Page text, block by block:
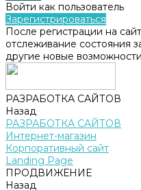
Войти как пользователь
Зарегистрироваться
После регистрации на
отслеживание состояния
другие новые возможности
РАЗРАБОТКА САЙТОВ
Назад
РАЗРАБОТКА САЙТОВ
Интернет-магазин
Корпоративный сайт
Landing Page
ПРОДВИЖЕНИЕ
Назад